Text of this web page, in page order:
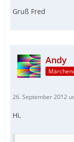
Gruß Fred
Andy
26. September 2012
Hi,